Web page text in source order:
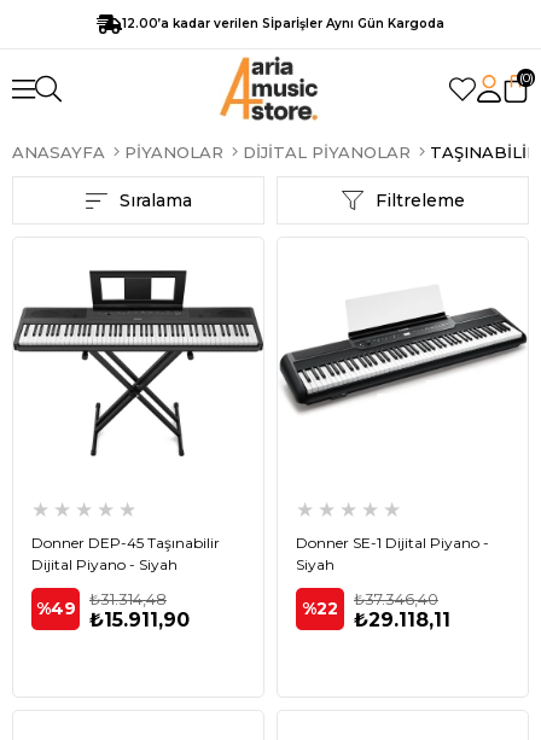
12.00’a kadar verilen Sİparİşler Aynı Gün Kargoda
0
ANASAYFA PIYANOLAR DIJITAL PIYANOLAR
Filtreleme
Sıralama
★ ★ ★ ★ ★
Donner DEP-45 Taşınabilir
Dijital Piyano - Siyah
%49 ₺15.911,90
₺31.314,48
★ ★ ★ ★ ★
Donner SE-1 Dijital Piyano -
Siyah
%22 ₺29.118,11
₺37.346,40